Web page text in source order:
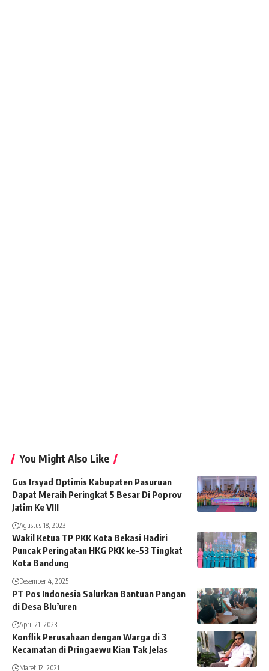
You Might Also Like
Gus Irsyad Optimis Kabupaten Pasuruan
Dapat Meraih Peringkat 5 Besar Di Poprov
Jatim Ke VIII
Agustus 18, 2023
Wakil Ketua TP PKK Kota Bekasi Hadiri
Puncak Peringatan HKG PKK ke-53 Tingkat
Kota Bandung
Desember 4, 2025
PT Pos Indonesia Salurkan Bantuan Pangan
di Desa Blu’uren
April 21, 2023
Konflik Perusahaan dengan Warga di 3
Kecamatan di Pringaewu Kian Tak Jelas
Maret 12, 2021